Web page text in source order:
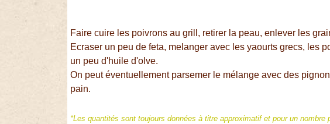
Faire cuire les poivrons au grill, retirer la peau, enlever les
Ecraser un peu de feta, melanger avec les yaourts grecs, les
un peu d'huile d'olve.
On peut éventuellement parsemer le mélange avec des
pain.
*Les quantités sont toujours données à titre approximatif et pour un nombre